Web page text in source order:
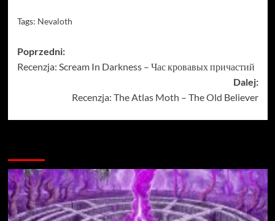
Tags: Nevaloth
Zobacz
wpisy
Poprzedni:
Recenzja: Scream In Darkness – Час кровавых причастий
Dalej:
Recenzja: The Atlas Moth – The Old Believer